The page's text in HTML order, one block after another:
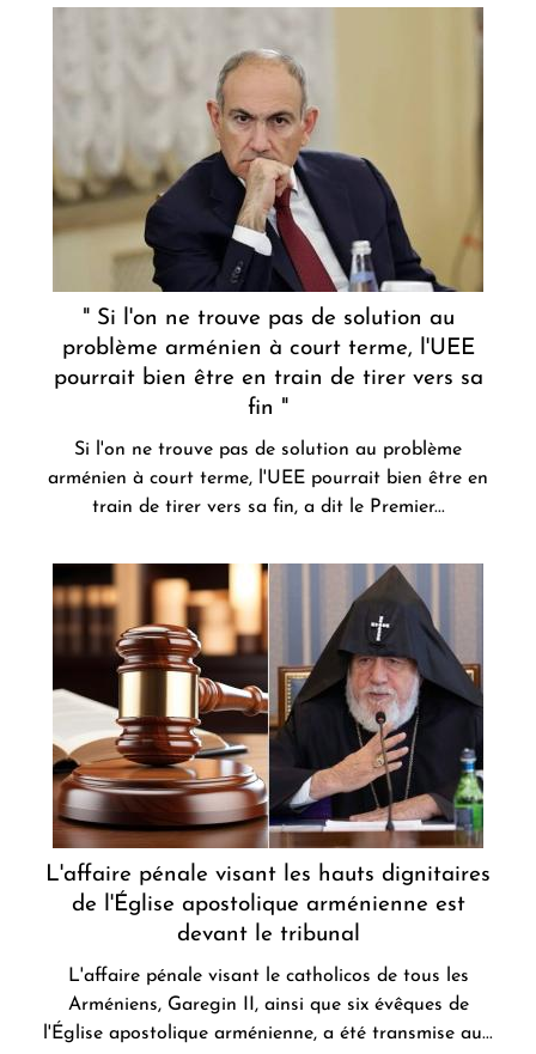
" Si l'on ne trouve pas de solution au
problème arménien à court terme, l'UEE
pourrait bien être en train de tirer vers sa
fin "
Si l'on ne trouve pas de solution au problème
arménien à court terme, l'UEE pourrait bien être en
train de tirer vers sa fin, a dit le Premier...
L'affaire pénale visant les hauts dignitaires
de l'Église apostolique arménienne est
devant le tribunal
L'affaire pénale visant le catholicos de tous les
Arméniens, Garegin II, ainsi que six évêques de
l'Église apostolique arménienne, a été transmise au...